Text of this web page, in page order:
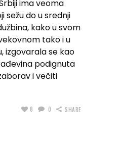
ima veoma
sežu do u srednji
kako u svom
tako i u
izgovarala se kao
podignuta
i večiti
8 0 SHARE